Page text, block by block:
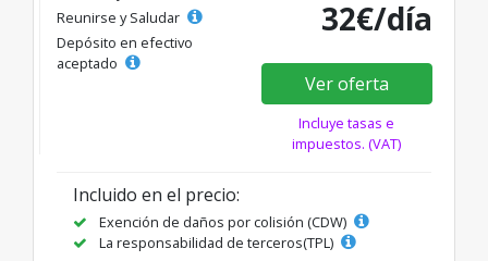
Reunirse y Saludar
Depósito en efectivo
aceptado
32€/día
Ver oferta
Incluye tasas e
impuestos. (VAT)
Incluido en el precio:
Exención de daños por colisión (CDW)
La responsabilidad de terceros(TPL)